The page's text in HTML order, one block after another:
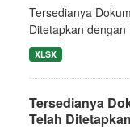
Tersedianya
Ditetapkan dengan
XLSX
Tersedianya
Telah